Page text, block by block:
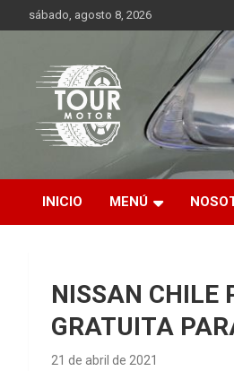
al
sábado, agosto 8, 2026
Tour Motor
Plataforma de contenido
INICIO MENÚ
NISSAN CHILE
GRATUITA
21 de abril de 2021